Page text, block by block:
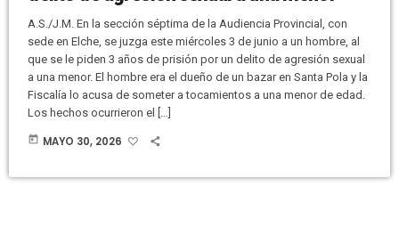
A.S./J.M. En la sección séptima de la Audiencia Provincial, con
sede en Elche, se juzga este miércoles 3 de junio a un hombre, al
que se le piden 3 años de prisión por un delito de agresión sexual
a una menor. El hombre era el dueño de un bazar en Santa Pola y la
Fiscalía lo acusa de someter a tocamientos a una menor de edad.
Los hechos ocurrieron el […]
today MAYO 30, 2026